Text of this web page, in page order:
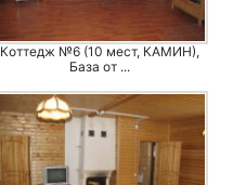
Коттедж №6 (10 мест, КАМИН),
База от ...